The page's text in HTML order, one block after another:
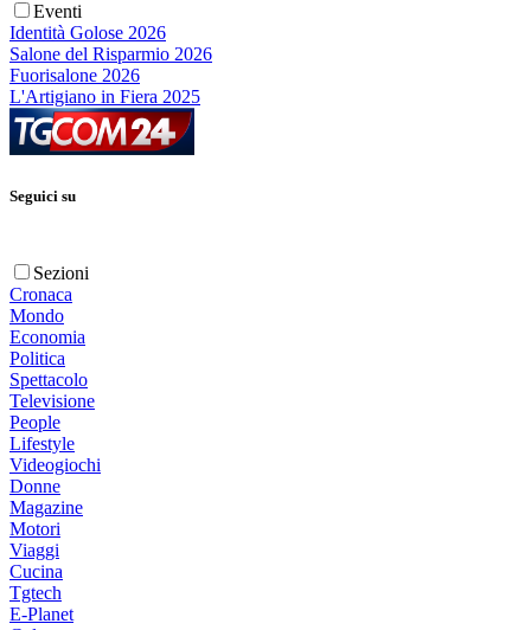
Eventi
Identità Golose 2026
Salone del Risparmio 2026
Fuorisalone 2026
L'Artigiano in Fiera 2025
Seguici su
Sezioni
Cronaca
Mondo
Economia
Politica
Spettacolo
Televisione
People
Lifestyle
Videogiochi
Donne
Magazine
Motori
Viaggi
Cucina
Tgtech
E-Planet